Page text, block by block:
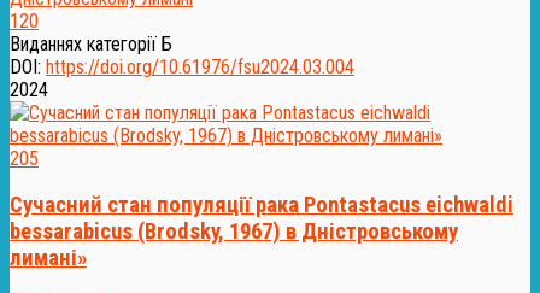
120
Виданнях категорії Б
DOI: https://doi.org/10.61976/fsu2024.03.004
2024
205
Сучасний стан популяції рака Рontastacus eichwaldi
bessarabicus (Brodsky, 1967) в Дністровському
лимані»